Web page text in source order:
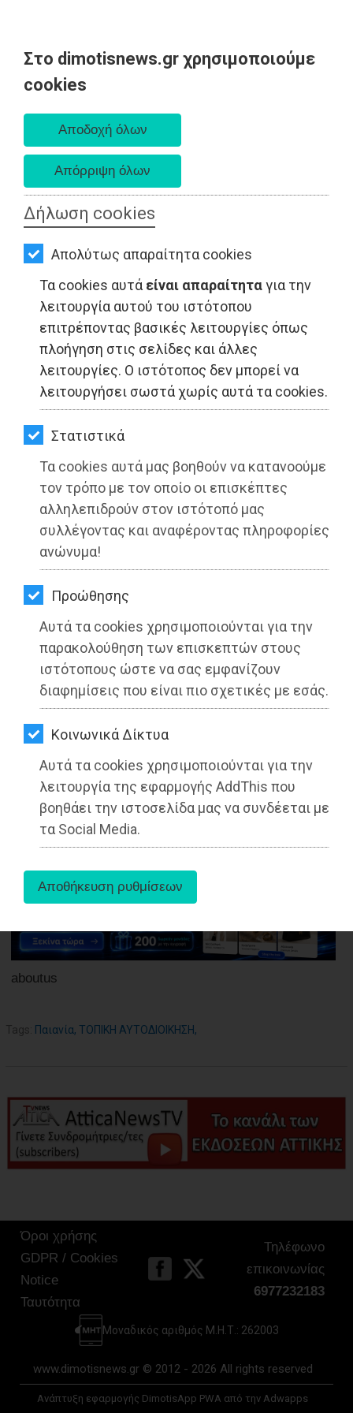
Στο dimotisnews.gr χρησιμοποιούμε
cookies
Δήλωση cookies
Απολύτως απαραίτητα cookies
Τα cookies αυτά είναι απαραίτηταγια την
λειτουργία αυτού του ιστότοπου
επιτρέποντας βασικές λειτουργίες όπως
πλοήγηση στις σελίδες και άλλες
λειτουργίες. Ο ιστότοπος δεν μπορεί να
λειτουργήσει σωστά χωρίς αυτά τα cookies.
Στατιστικά
Τα cookies αυτά μας βοηθούν να κατανοούμε
τον τρόπο με τον οποίο οι επισκέπτες
αλληλεπιδρούν στον ιστότοπό μας
συλλέγοντας και αναφέροντας πληροφορίες
ανώνυμα!
Προώθησης
Αυτά τα cookies χρησιμοποιούνται για την
παρακολούθηση των επισκεπτών στους
ιστότοπους ώστε να σας εμφανίζουν
διαφημίσεις που είναι πιο σχετικές με εσάς.
Kοινωνικά Δίκτυα
Αυτά τα cookies χρησιμοποιούνται για την
λειτουργία της εφαρμογής AddThis που
βοηθάει την ιστοσελίδα μας να συνδέεται με
τα Social Media.
AΡΧΙΚΗ
ΕΙΔΗΣΕΙΣ
ΠΟΛΙΤΙΚΗ
ΤΟΠΙΚΗ
ΑΥΤΟΔΙΟΙΚΗΣΗ
ΟΙΚΟΝΟΜΙΑ
ΑΘΛΗΤΙΣΜΟΣ
ΠΟΛΙΤΙΣΜΟΣ
ΣΠΙΤΙ-
ΚΗΠΟΣ
ΥΓΕΙΑ
LIFESTYLE
ΤΑΞΙΔΙΑ
ΕΞΟΔΟΣ
ΠΕΡΙΒΑΛΛΟΝ
ΚΑΤΟΙΚΙΔΙΟ
ΑΓΓΕΛΙΕΣ
ΕΦΗΜΕΡΙΔΕΣ
OΔΗΓΟΣ
ΑΓΟΡΑΣ
ΨΙΘΥΡΟΙ
ΑΠΟΣΤΟΛΗ
ΑΡΘΡΩΝ
ΤΟΠΙΚΗ ΑΥΤΟΔΙΟΙΚΗΣΗ - Παιανία
Δήμος Παιανίας: Εγκαθίστανται οι
πρώτες αίθουσες στο 1ο και 2ο
Γυμνάσιο
Διαβάστηκε 3790 φορές
26-05-2025
Από τo Dimotisnews
aboutus
Tags: Παιανία, ΤΟΠΙΚΗ ΑΥΤΟΔΙΟΙΚΗΣΗ,
Όροι χρήσης
GDPR / Cookies
Notice
Ταυτότητα
Τηλέφωνο
επικοινωνίας
6977232183
Μοναδικός αριθμός Μ.Η.Τ.: 262003
www.dimotisnews.gr © 2012 - 2026 All rights reserved
Ανάπτυξη εφαρμογής DimotisApp PWA από την Adwapps